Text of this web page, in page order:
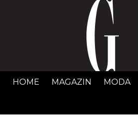
HOME MAGAZIN MODA